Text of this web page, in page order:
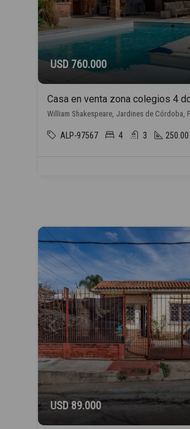
USD 760.000
ALP-97567 4 3 250.00
USD 89.000